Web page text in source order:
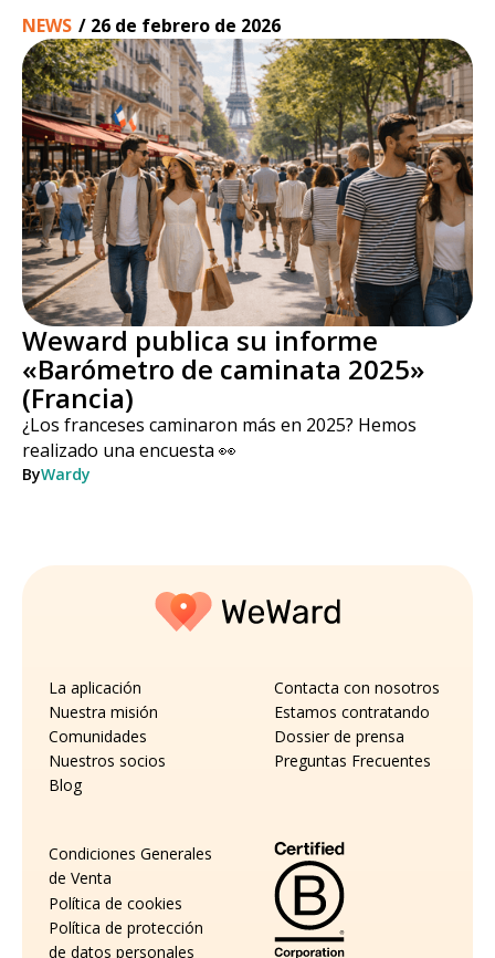
NEWS / 26 de febrero de 2026
Weward publica su informe
«Barómetro de caminata 2025»
(Francia)
¿Los franceses caminaron más en 2025? Hemos
realizado una encuesta 👀
ByWardy
La aplicación
Nuestra misión
Comunidades
Nuestros socios
Blog
Contacta con nosotros
Estamos contratando
Dossier de prensa
Preguntas Frecuentes
Condiciones Generales
de Venta
Política de cookies
Política de protección
de datos personales